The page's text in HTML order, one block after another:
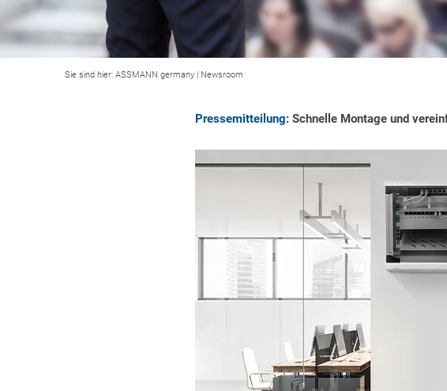
Sie sind hier: ASSMANN germany | Newsroom
Pressemitteilung: Schnelle Montage und